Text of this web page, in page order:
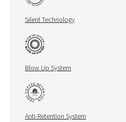
Silent Technology
Blow Up System
Anti-Retention System